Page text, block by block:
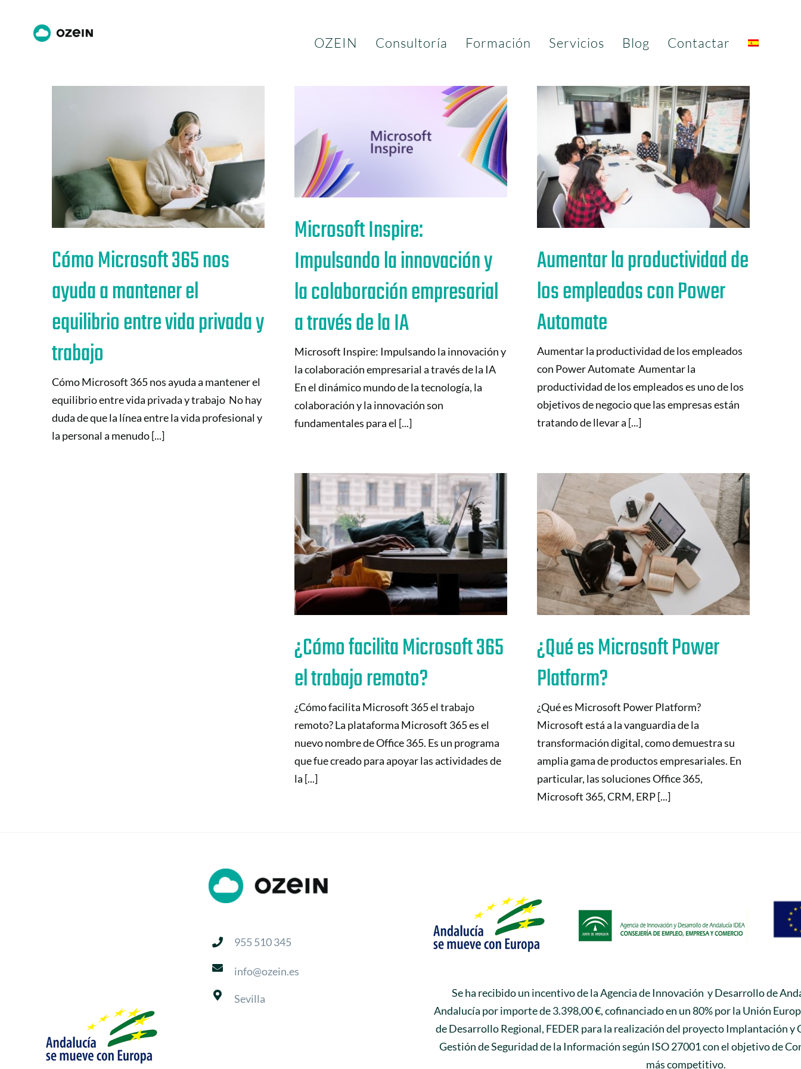
contenido
OZEIN Consultoría Formación Servicios Blog Contactar
Cómo Microsoft 365 nos
ayuda a mantener el
equilibrio entre vida privada y
trabajo
Cómo Microsoft 365 nos ayuda a mantener el
equilibrio entre vida privada y trabajo No hay
duda de que la línea entre la vida profesional y
la personal a menudo [...]
Microsoft Inspire:
Impulsando la innovación y
la colaboración empresarial
a través de la IA
Microsoft Inspire: Impulsando la innovación y
la colaboración empresarial a través de la IA
En el dinámico mundo de la tecnología, la
colaboración y la innovación son
fundamentales para el [...]
Aumentar la productividad de
los empleados con Power
Automate
Aumentar la productividad de los empleados
con Power Automate Aumentar la
productividad de los empleados es uno de los
objetivos de negocio que las empresas están
tratando de llevar a [...]
¿Cómo facilita Microsoft 365
el trabajo remoto?
¿Cómo facilita Microsoft 365 el trabajo
remoto? La plataforma Microsoft 365 es el
nuevo nombre de Office 365. Es un programa
que fue creado para apoyar las actividades de
la [...]
¿Qué es Microsoft Power
Platform?
¿Qué es Microsoft Power Platform?
Microsoft está a la vanguardia de la
transformación digital, como demuestra su
amplia gama de productos empresariales. En
particular, las soluciones Office 365,
Microsoft 365, CRM, ERP [...]
955 510 345
info@ozein.es
Sevilla
Se ha recibido un incentivo de la Agencia de Innovación y Desarrollo de
Andalucía por importe de 3.398,00 €, cofinanciado en un 80% por la Unión
de Desarrollo Regional, FEDER para la realización del proyecto Implantación y
Gestión de Seguridad de la Información según ISO 27001 con el objetivo de
más competitivo.